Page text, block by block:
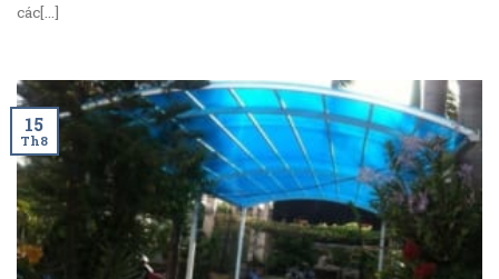
các[...]
15
Th8